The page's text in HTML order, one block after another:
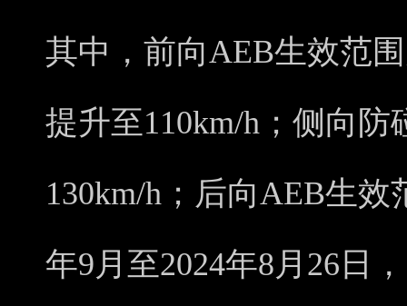
其中，前向AEB生效范
提升至110km/h；侧向防
130km/h；后向AEB生效
年9月至2024年8月26日